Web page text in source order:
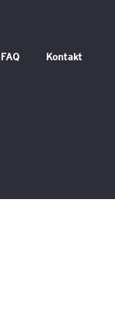
FAQ Kontakt